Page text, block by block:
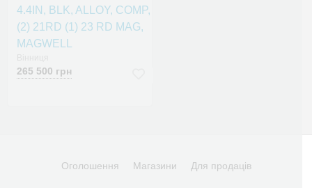
4.4IN, BLK, ALLOY, COMP,
(2) 21RD (1) 23 RD MAG,
MAGWELL
265 500 грн
Оголошення Магазини Для продаців